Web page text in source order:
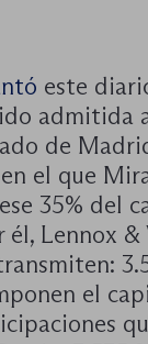
este
admitida
de
el que
35% del
Lennox
el